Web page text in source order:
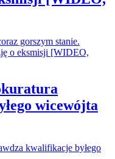
wicewójta